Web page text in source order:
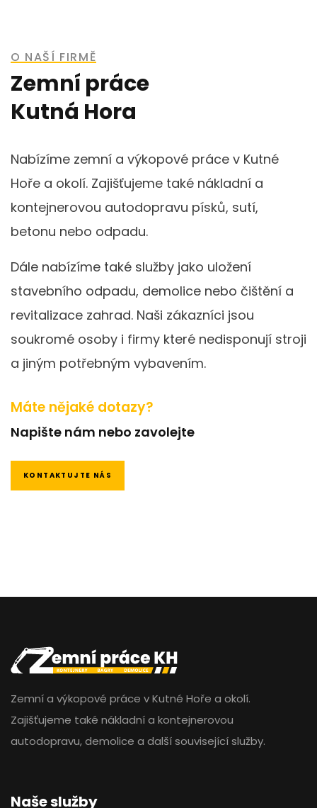
O NAŠÍ FIRMĚ
Zemní práce
Kutná Hora
Nabízíme zemní a výkopové práce v Kutné
Hoře a okolí. Zajišťujeme také nákladní a
kontejnerovou autodopravu písků, sutí,
betonu nebo odpadu.
Dále nabízíme také služby jako uložení
stavebního odpadu, demolice nebo čištění a
revitalizace zahrad. Naši zákazníci jsou
soukromé osoby i firmy které nedisponují stroji
a jiným potřebným vybavením.
Máte nějaké dotazy?
Napište nám nebo zavolejte
KONTAKTUJTE NÁS
Zemní a výkopové práce v Kutné Hoře a okolí.
Zajišťujeme také nákladní a kontejnerovou
autodopravu, demolice a další související služby.
Naše služby